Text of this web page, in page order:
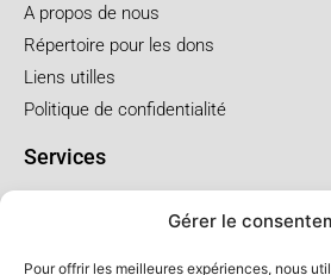
Gérer le
Pour offrir les meilleures expériences, nous
A propos de nous
Répertoire pour les dons
Liens utilles
Politique de confidentialité
Services
Funérailles au salon